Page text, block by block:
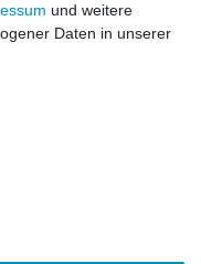
und weitere
Daten in unserer